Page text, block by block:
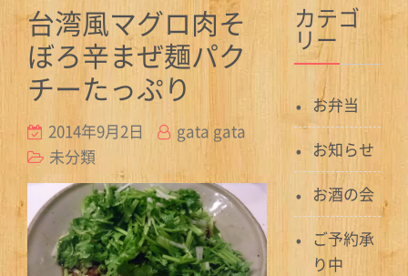
台湾風マグロ肉そ
ぼろ辛まぜ麺パク
チーたっぷり
2014年9月2日
gata gata
未分類
カテゴ
リー
お弁当
お知らせ
お酒の会
ご予約承
り中